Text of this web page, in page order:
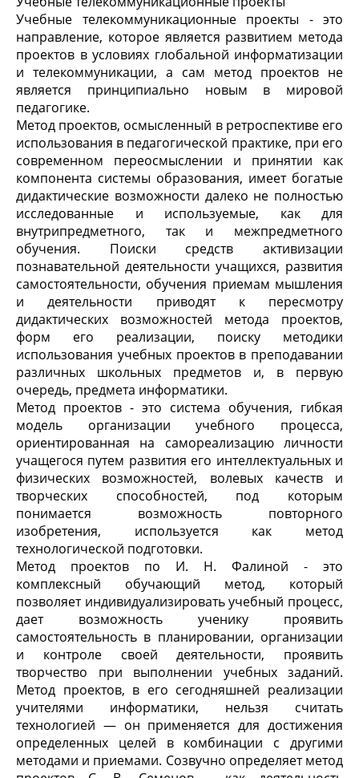
Учебные телекоммуникационные проекты - это
направление, которое является развитием метода
проектов в условиях глобальной информатизации
и телекоммуникации, а сам метод проектов не
является принципиально новым в мировой
педагогике.
Метод проектов, осмысленный в ретроспективе его
использования в педагогической практике, при его
современном переосмыслении и принятии как
компонента системы образования, имеет богатые
дидактические возможности далеко не полностью
исследованные и используемые, как для
внутрипредметного, так и межпредметного
обучения. Поиски средств активизации
познавательной деятельности учащихся, развития
самостоятельности, обучения приемам мышления
и деятельности приводят к пересмотру
дидактических возможностей метода проектов,
форм его реализации, поиску методики
использования учебных проектов в преподавании
различных школьных предметов и, в первую
очередь, предмета информатики.
Метод проектов - это система обучения, гибкая
модель организации учебного процесса,
ориентированная на самореализацию личности
учащегося путем развития его интеллектуальных и
физических возможностей, волевых качеств и
творческих способностей, под которым
понимается возможность повторного
изобретения, используется как метод
технологической подготовки.
Метод проектов по И. Н. Фалиной - это
комплексный обучающий метод, который
позволяет индивидуализировать учебный процесс,
дает возможность ученику проявить
самостоятельность в планировании, организации
и контроле своей деятельности, проявить
творчество при выполнении учебных заданий.
Метод проектов, в его сегодняшней реализации
учителями информатики, нельзя считать
технологией — он применяется для достижения
определенных целей в комбинации с другими
методами и приемами. Созвучно определяет метод